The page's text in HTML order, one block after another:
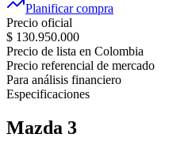
Planificar compra
Precio oficial
$ 130.950.000
Precio de lista en Colombia
Precio referencial de mercado
Para análisis financiero
Especificaciones
Mazda 3